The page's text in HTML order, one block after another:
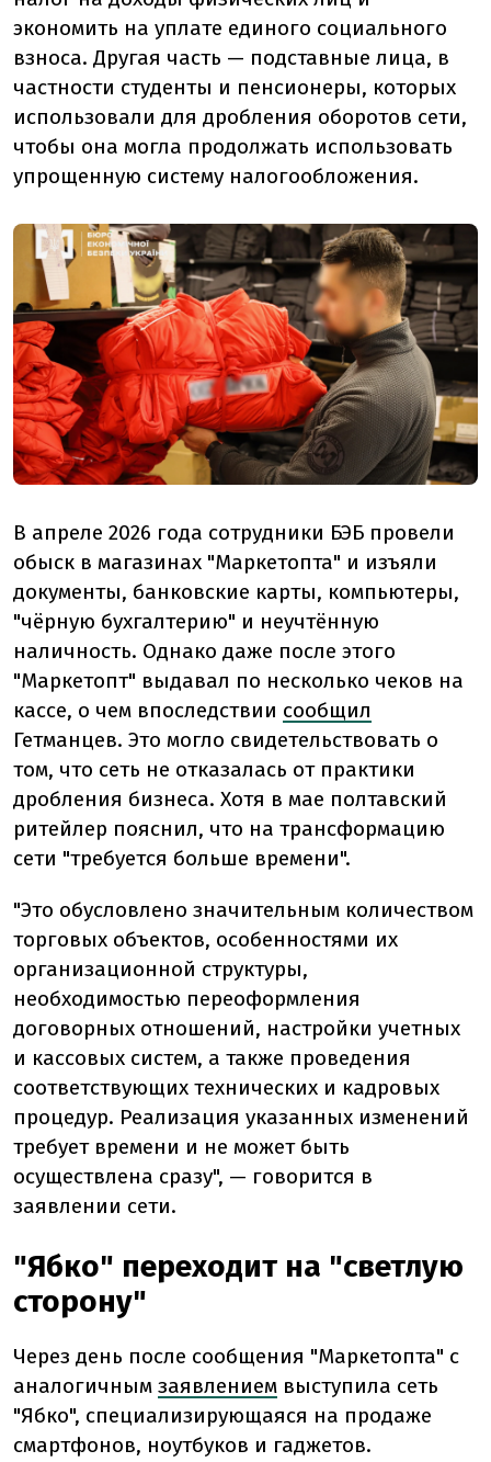
экономить на уплате единого социального
взноса. Другая часть — подставные лица, в
частности студенты и пенсионеры, которых
использовали для дробления оборотов сети,
чтобы она могла продолжать использовать
упрощенную систему налогообложения.
В апреле 2026 года сотрудники БЭБ провели
обыск в магазинах "Маркетопта" и изъяли
документы, банковские карты, компьютеры,
"чёрную бухгалтерию" и неучтённую
наличность. Однако даже после этого
"Маркетопт" выдавал по несколько чеков на
кассе, о чем впоследствии сообщил
Гетманцев. Это могло свидетельствовать о
том, что сеть не отказалась от практики
дробления бизнеса. Хотя в мае полтавский
ритейлер пояснил, что на трансформацию
сети "требуется больше времени".
"Это обусловлено значительным количеством
торговых объектов, особенностями их
организационной структуры,
необходимостью переоформления
договорных отношений, настройки учетных
и кассовых систем, а также проведения
соответствующих технических и кадровых
процедур. Реализация указанных изменений
требует времени и не может быть
осуществлена сразу", — говорится в
заявлении сети.
"Ябко" переходит на "светлую
сторону"
Через день после сообщения "Маркетопта" с
аналогичным заявлением выступила сеть
"Ябко", специализирующаяся на продаже
смартфонов, ноутбуков и гаджетов.